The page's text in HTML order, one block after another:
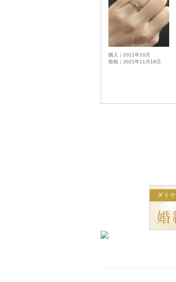
購入｜2021年10月
投稿｜2021年11月18日